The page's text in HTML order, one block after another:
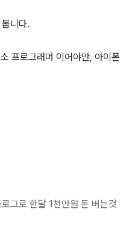
니다.
프로그래머 이어야만, 아이폰
그로 한달 1천만원 돈 버는것